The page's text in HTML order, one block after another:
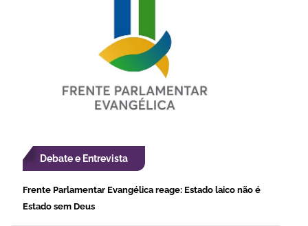
Debate e Entrevista
Frente Parlamentar Evangélica reage: Estado laico não é
Estado sem Deus